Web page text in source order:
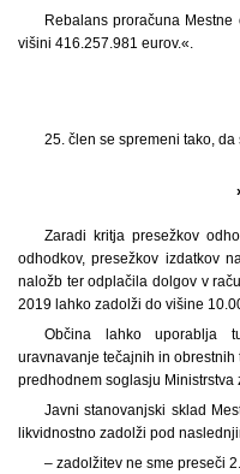
Rebalans proračuna
višini 416.257.981 eurov.«.
25. člen se spremeni tako, da
Zaradi kritja presežkov
odhodkov, presežkov izdatkov
naložb ter odplačila dolgov v
2019 lahko zadolži do višine
Občina lahko uporablja
uravnavanje tečajnih in
predhodnem soglasju Ministrstva
Javni stanovanjski sklad
likvidnostno zadolži pod
– zadolžitev ne sme preseči